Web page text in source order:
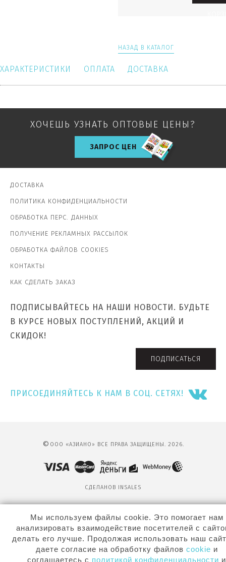
НАЗАД В КАТАЛОГ
ХАРАКТЕРИСТИКИ ОПЛАТА ДОСТАВКА
ХОЧЕШЬ УЗНАТЬ ОПТОВЫЕ ЦЕНЫ?
ЗАПРОС ЦЕН
ДОСТАВКА
ПОЛИТИКА КОНФИДЕНЦИАЛЬНОСТИ
ОБРАБОТКА ПЕРС. ДАННЫХ
ПОЛУЧЕНИЕ РЕКЛАМНЫХ РАССЫЛОК
ОБРАБОТКА ФАЙЛОВ COOKIES
КОНТАКТЫ
КАК СДЕЛАТЬ ЗАКАЗ
ПОДПИСЫВАЙТЕСЬ НА НАШИ НОВОСТИ. БУДЬТЕ
В КУРСЕ НОВЫХ ПОСТУПЛЕНИЙ, АКЦИЙ И
СКИДОК!
ПОДПИСАТЬСЯ
ПРИСОЕДИНЯЙТЕСЬ К НАМ В СОЦ. СЕТЯХ!
© ООО «АЗИАНО» ВСЕ ПРАВА ЗАЩИЩЕНЫ. 2026.
СДЕЛАНО В INSALES
Мы используем файлы cookie. Это помогает нам
анализировать взаимодействие посетителей с
делать его лучше. Продолжая использовать наш
даете согласие на обработку файлов cookie и
соглашаетесь с политикой конфиденциальности и